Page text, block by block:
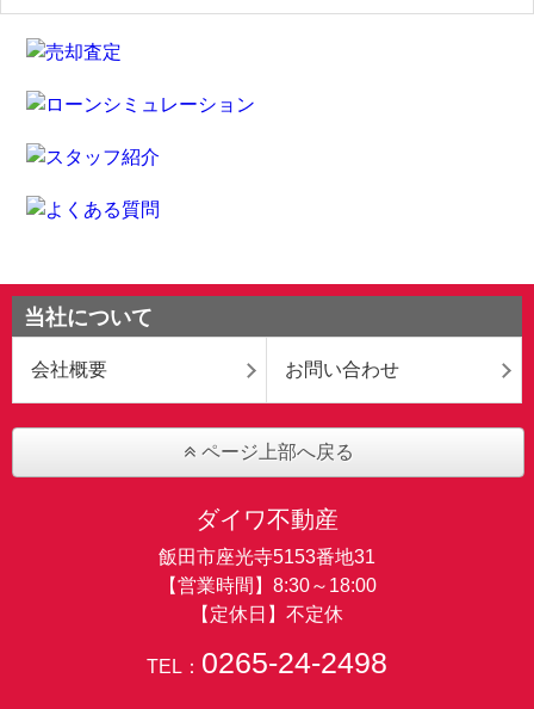
当社について
会社概要 お問い合わせ
ページ上部へ戻る
ダイワ不動産
飯田市座光寺5153番地31
【営業時間】8:30～18:00
【定休日】不定休
TEL： 0265-24-2498